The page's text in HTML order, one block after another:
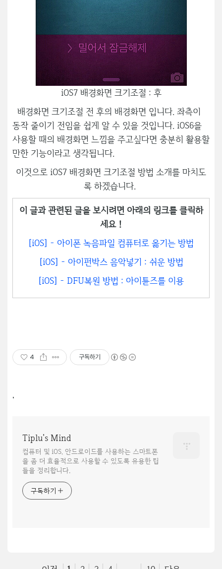
iOS7 배경화면 크기조절 : 후
배경화면 크기조절 전 후의 배경화면 입니다. 좌측이
동작 줄이기 전임을 쉽게 알 수 있을 것입니다. iOS6을
사용할 때의 배경화면 느낌을 주고싶다면 충분히 활용할
만한 기능이라고 생각됩니다.
이것으로 iOS7 배경화면 크기조절 방법 소개를 마치도
록 하겠습니다.
이 글과 관련된 글을 보시려면 아래의 링크를 클릭하
세요 !
[iOS] - 아이폰 녹음파일 컴퓨터로 옮기는 방법
[iOS] - 아이펀박스 음악넣기 : 쉬운 방법
[iOS] - DFU복원 방법 : 아이튠즈를 이용
4 구독하기
,
Tiplu's Mind
컴퓨터 및 iOS, 안드로이드를 사용하는 스마트폰
을 좀 더 효율적으로 사용할 수 있도록 유용한 팁
들을 정리합니다.
구독하기